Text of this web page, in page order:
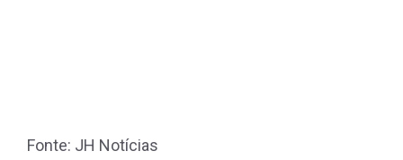
Fonte: JH Notícias